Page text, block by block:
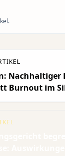
Nachhaltiger
Burnout im